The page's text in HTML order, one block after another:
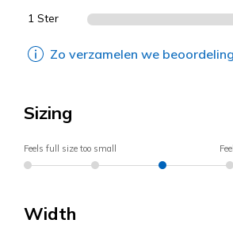
1 Ster
Zo verzamelen we
Sizing
Feels full size too small
Width